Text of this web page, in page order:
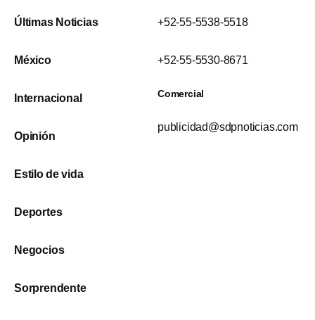
Últimas Noticias
México
Internacional
Opinión
Estilo de vida
Deportes
Negocios
Sorprendente
+52-55-5538-5518
+52-55-5530-8671
Comercial
publicidad@sdpnoticias.com